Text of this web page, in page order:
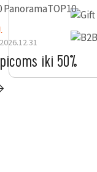
iki 50%